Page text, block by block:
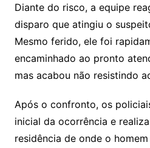
Diante do risco, a equipe
disparo que atingiu o
Mesmo ferido, ele foi
encaminhado ao pronto
mas acabou não resistindo
Após o confronto, os
inicial da ocorrência e
residência de onde o